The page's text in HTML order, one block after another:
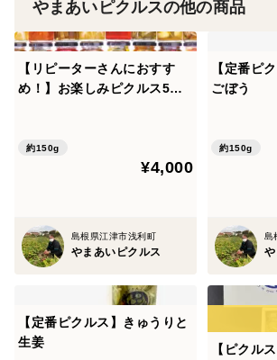
やまあいピクルスの他の商品
【リピーターさんにおすす
め！】お楽しみピクルス5本
約150g
¥4,000
島根県江津市浅利町
やまあいピクルス
【定番ピ
ごぼう
約150g
島
【定番ピクルス】きゅうりと
生姜
【ピクル